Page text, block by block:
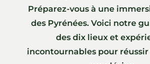
Préparez-vous à une
des Pyrénées. Voici notre
des dix lieux et
incontournables pour